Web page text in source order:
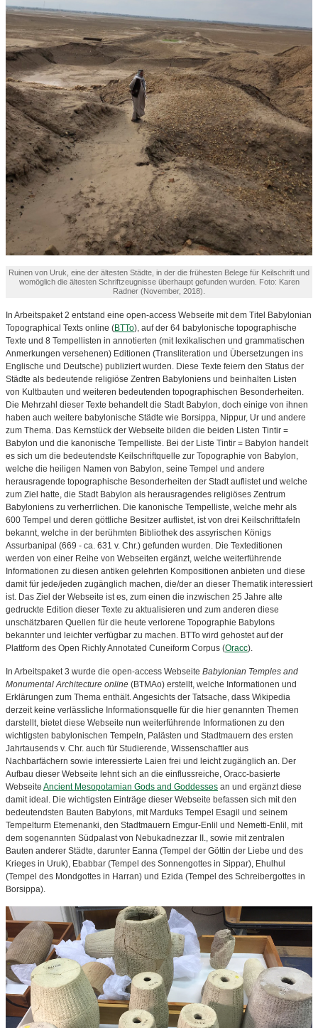
Ruinen von Uruk, eine der ältesten Städte, in der die frühesten Belege für Keilschrift und
womöglich die ältesten Schriftzeugnisse überhaupt gefunden wurden. Foto: Karen
Radner (November, 2018).
In Arbeitspaket 2 entstand eine open-access Webseite mit dem Titel Babylonian
Topographical Texts online (BTTo), auf der 64 babylonische topographische
Texte und 8 Tempellisten in annotierten (mit lexikalischen und grammatischen
Anmerkungen versehenen) Editionen (Transliteration und Übersetzungen ins
Englische und Deutsche) publiziert wurden. Diese Texte feiern den Status der
Städte als bedeutende religiöse Zentren Babyloniens und beinhalten Listen
von Kultbauten und weiteren bedeutenden topographischen Besonderheiten.
Die Mehrzahl dieser Texte behandelt die Stadt Babylon, doch einige von ihnen
haben auch weitere babylonische Städte wie Borsippa, Nippur, Ur und andere
zum Thema. Das Kernstück der Webseite bilden die beiden Listen Tintir =
Babylon und die kanonische Tempelliste. Bei der Liste Tintir = Babylon handelt
es sich um die bedeutendste Keilschriftquelle zur Topographie von Babylon,
welche die heiligen Namen von Babylon, seine Tempel und andere
herausragende topographische Besonderheiten der Stadt auflistet und welche
zum Ziel hatte, die Stadt Babylon als herausragendes religiöses Zentrum
Babyloniens zu verherrlichen. Die kanonische Tempelliste, welche mehr als
600 Tempel und deren göttliche Besitzer auflistet, ist von drei Keilschrifttafeln
bekannt, welche in der berühmten Bibliothek des assyrischen Königs
Assurbanipal (669 - ca. 631 v. Chr.) gefunden wurden. Die Texteditionen
werden von einer Reihe von Webseiten ergänzt, welche weiterführende
Informationen zu diesen antiken gelehrten Kompositionen anbieten und diese
damit für jede/jeden zugänglich machen, die/der an dieser Thematik interessiert
ist. Das Ziel der Webseite ist es, zum einen die inzwischen 25 Jahre alte
gedruckte Edition dieser Texte zu aktualisieren und zum anderen diese
unschätzbaren Quellen für die heute verlorene Topographie Babylons
bekannter und leichter verfügbar zu machen. BTTo wird gehostet auf der
Plattform des Open Richly Annotated Cuneiform Corpus (Oracc).
In Arbeitspaket 3 wurde die open-access Webseite Babylonian Temples and
Monumental Architecture online (BTMAo) erstellt, welche Informationen und
Erklärungen zum Thema enthält. Angesichts der Tatsache, dass Wikipedia
derzeit keine verlässliche Informationsquelle für die hier genannten Themen
darstellt, bietet diese Webseite nun weiterführende Informationen zu den
wichtigsten babylonischen Tempeln, Palästen und Stadtmauern des ersten
Jahrtausends v. Chr. auch für Studierende, Wissenschaftler aus
Nachbarfächern sowie interessierte Laien frei und leicht zugänglich an. Der
Aufbau dieser Webseite lehnt sich an die einflussreiche, Oracc-basierte
Webseite Ancient Mesopotamian Gods and Goddesses an und ergänzt diese
damit ideal. Die wichtigsten Einträge dieser Webseite befassen sich mit den
bedeutendsten Bauten Babylons, mit Marduks Tempel Esagil und seinem
Tempelturm Etemenanki, den Stadtmauern Emgur-Enlil und Nemetti-Enlil, mit
dem sogenannten Südpalast von Nebukadnezzar II., sowie mit zentralen
Bauten anderer Städte, darunter Eanna (Tempel der Göttin der Liebe und des
Krieges in Uruk), Ebabbar (Tempel des Sonnengottes in Sippar), Ehulhul
(Tempel des Mondgottes in Harran) und Ezida (Tempel des Schreibergottes in
Borsippa).